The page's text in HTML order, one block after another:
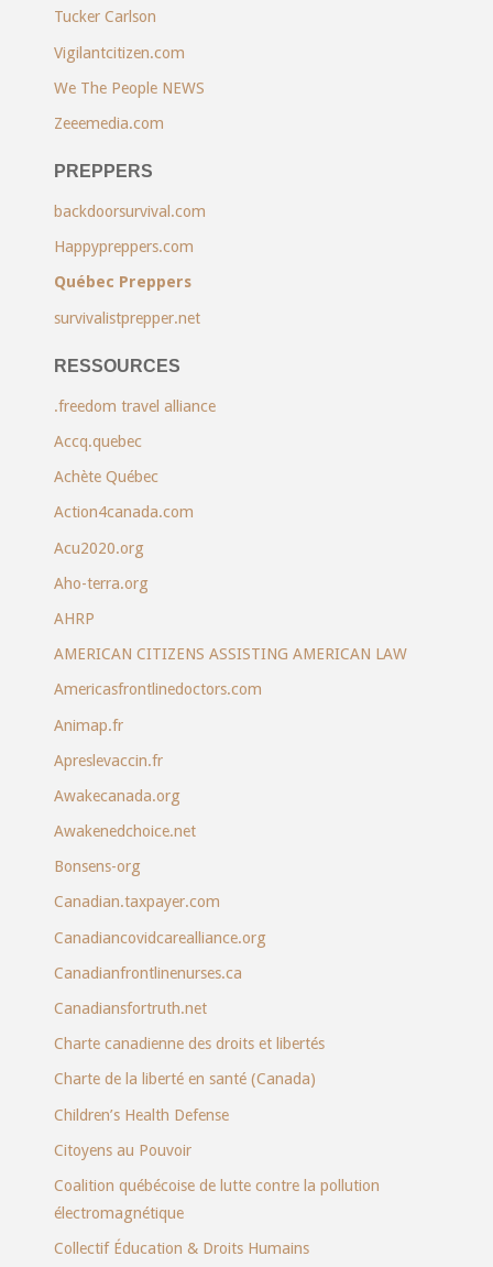
Tucker Carlson
Vigilantcitizen.com
We The People NEWS
Zeeemedia.com
PREPPERS
backdoorsurvival.com
Happypreppers.com
Québec Preppers
survivalistprepper.net
RESSOURCES
.freedom travel alliance
Accq.quebec
Achète Québec
Action4canada.com
Acu2020.org
Aho-terra.org
AHRP
AMERICAN CITIZENS ASSISTING AMERICAN LAW
Americasfrontlinedoctors.com
Animap.fr
Apreslevaccin.fr
Awakecanada.org
Awakenedchoice.net
Bonsens-org
Canadian.taxpayer.com
Canadiancovidcarealliance.org
Canadianfrontlinenurses.ca
Canadiansfortruth.net
Charte canadienne des droits et libertés
Charte de la liberté en santé (Canada)
Children’s Health Defense
Citoyens au Pouvoir
Coalition québécoise de lutte contre la pollution
électromagnétique
Collectif Éducation & Droits Humains